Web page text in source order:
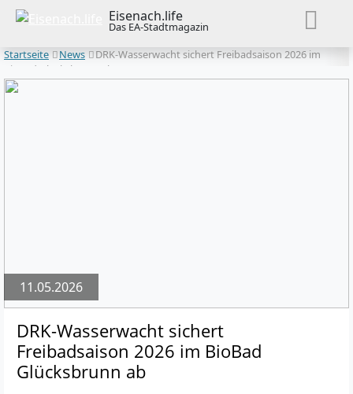
Eisenach.life
Das EA-Stadtmagazin
Startseite
News
DRK-Wasserwacht sichert Freibadsaison 2026 im
BioBad Glücksbrunn ab
11.05.2026
DRK-Wasserwacht sichert
Freibadsaison 2026 im BioBad
Glücksbrunn ab